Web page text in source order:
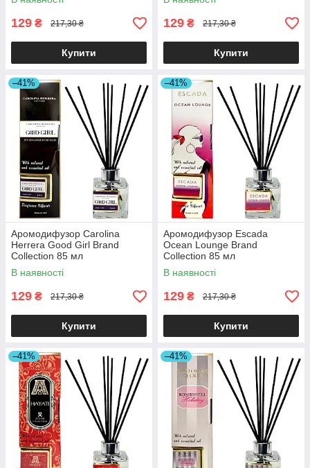
129 ₴ 217,30 ₴
Купити
129 ₴ 217,30 ₴
Купити
–41%
Аромодифузор Carolina
Herrera Good Girl Brand
Collection 85 мл
В наявності
129 ₴ 217,30 ₴
Купити
–41%
Аромодифузор Escada
Ocean Lounge Brand
Collection 85 мл
В наявності
129 ₴ 217,30 ₴
Купити
–41% –41%